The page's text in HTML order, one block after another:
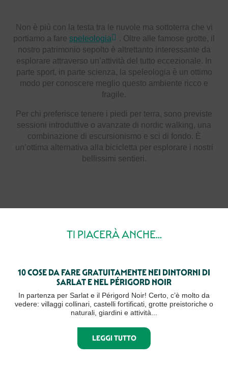
Non è più con la testa tra le nuvole ma sottoterra che vi
portiamo a fare speleologia
. Oltre alle famose grotte, il
nostro patrimonio sepolto è altrettanto interessante da
esplorare attraverso un’attività del tutto eccezionale. In
parte sport, in parte scienza, la speleologia è un ottimo
modo per conoscere meglio questo ambiente ricco e
fragile.
Per chi preferisce tenere i piedi per terra, sono previste
sessioni introduttive o avanzate di nordic walking, una
combinazione di escursionismo e sci di fondo. È
un’ottima alternativa alla bicicletta per esplorare i nostri
bellissimi sentieri.
TI PIACERÀ ANCHE...
10 COSE DA FARE GRATUITAMENTE NEI DINTORNI DI
SARLAT E NEL PÉRIGORD NOIR
In partenza per Sarlat e il Périgord Noir! Certo, c’è molto da
vedere: villaggi collinari, castelli fortificati, grotte preistoriche o
naturali, giardini e attività...
LEGGI TUTTO